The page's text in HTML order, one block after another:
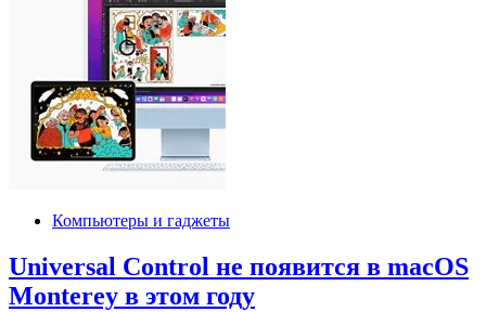
Компьютеры и гаджеты
Universal Control не появится в macOS
Monterey в этом году